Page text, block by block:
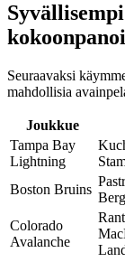
Seuraavaksi
mahdollisia
Joukkue
Tampa Bay
Lightning
Boston Bruins
Colorado
Avalanche